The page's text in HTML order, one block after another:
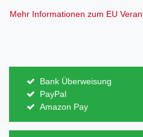
Mehr Informationen zum EU
Bank Überweisung
PayPal
Amazon Pay